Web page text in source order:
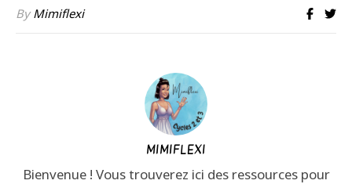
ByMimiflexi
MIMIFLEXI
Bienvenue ! Vous trouverez ici des ressources pour